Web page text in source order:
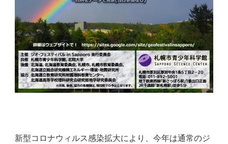
新型コロナウィルス感染拡大により、今年は通常のジ